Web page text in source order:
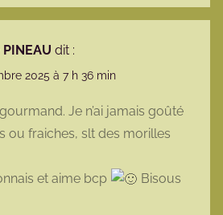
dit :
2025 à 7 h 36 min
Je n’ai jamais goûté
ou fraiches, slt des morilles
et aime bcp
Bisous